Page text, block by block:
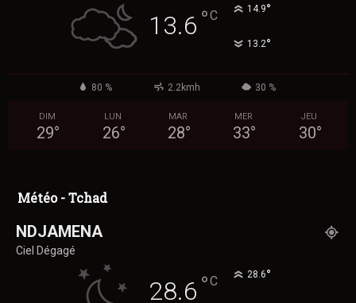
13.6 °C 14.9°
13.2°
80 % 2.2kmh 30 %
DIM
29°
LUN
26°
MAR
28°
MER
33°
JEU
30°
Météo - Tchad
NDJAMENA
Ciel Dégagé
28.6 °C 28.6°